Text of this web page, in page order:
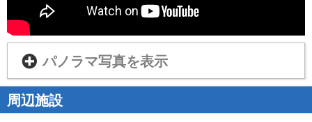
パノラマ写真を表示
周辺施設